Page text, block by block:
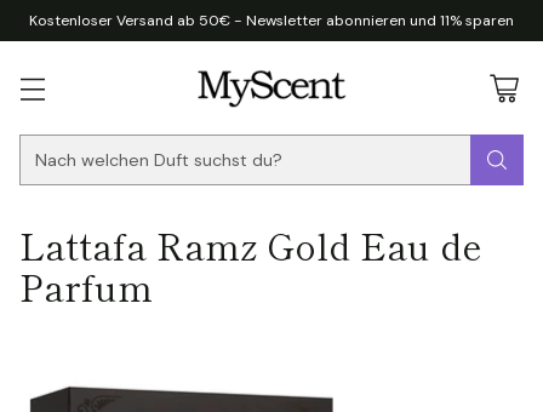
Nach welchen Duft suchst du?
Kostenloser Versand ab 50€ - Newsletter abonnieren und 11% sparen
Lattafa Ramz Gold Eau de
Parfum